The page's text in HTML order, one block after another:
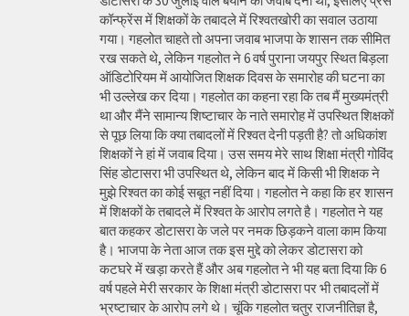
कॉन्फ्रेंस में शिक्षकों के तबादले में रिश्वतखोरी का सवाल उठाया
गया। गहलोत चाहते तो अपना जवाब भाजपा के शासन तक सीमित
रख सकते थे, लेकिन गहलोत ने 6 वर्ष पुराना जयपुर स्थित बिड़ला
ऑडिटोरियम में आयोजित शिक्षक दिवस के समारोह की घटना का
भी उल्लेख कर दिया। गहलोत का कहना रहा कि तब मैं मुख्यमंत्री
था और मैंने सामान्य शिष्टाचार के नाते समारोह में उपस्थित शिक्षकों
से पूछ लिया कि क्या तबादलों में रिश्वत देनी पड़ती है? तो अधिकांश
शिक्षकों ने हां में जवाब दिया। उस समय मेरे साथ शिक्षा मंत्री गोविंद
सिंह डोटासरा भी उपस्थित थे, लेकिन बाद में किसी भी शिक्षक ने
मुझे रिश्वत का कोई सबूत नहीं दिया। गहलोत ने कहा कि हर शासन
में शिक्षकों के तबादले में रिश्वत के आरोप लगते है। गहलोत ने यह
बात कहकर डोटासरा के जले पर नमक छिड़कने वाला काम किया
है। भाजपा के नेता आज तक इस मुद्दे को लेकर डोटासरा को
कटघरे में खड़ा करते हैं और अब गहलोत ने भी यह बता दिया कि 6
वर्ष पहले मेरी सरकार के शिक्षा मंत्री डोटासरा पर भी तबादलों में
भ्रष्टाचार के आरोप लगे थे। चूंकि गहलोत चतुर राजनीतिज्ञ है,